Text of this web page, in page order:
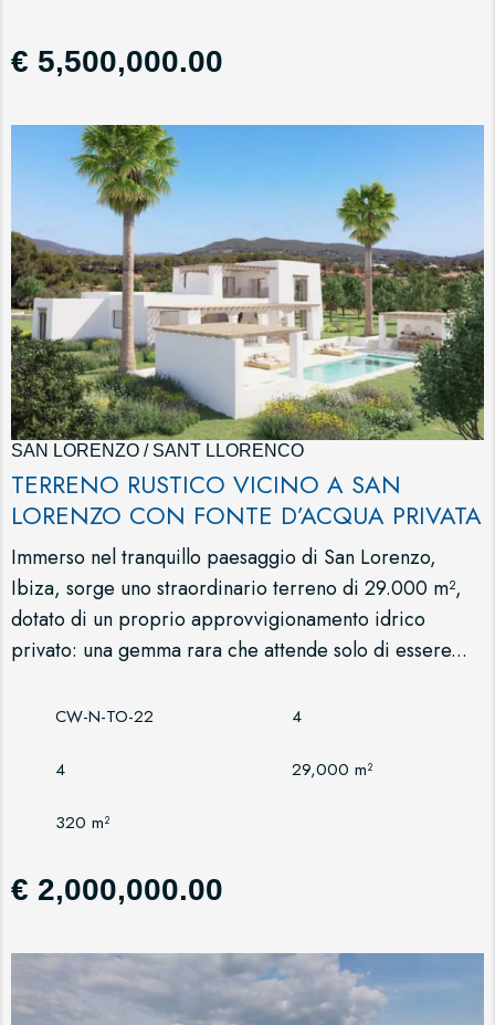
€ 5,500,000.00
SAN LORENZO / SANT LLORENCO
TERRENO RUSTICO VICINO A SAN
LORENZO CON FONTE D’ACQUA PRIVATA
Immerso nel tranquillo paesaggio di San Lorenzo,
Ibiza, sorge uno straordinario terreno di 29.000 m²,
dotato di un proprio approvvigionamento idrico
privato: una gemma rara che attende solo di essere...
CW-N-TO-22 4
4 29,000 m²
320 m²
€ 2,000,000.00